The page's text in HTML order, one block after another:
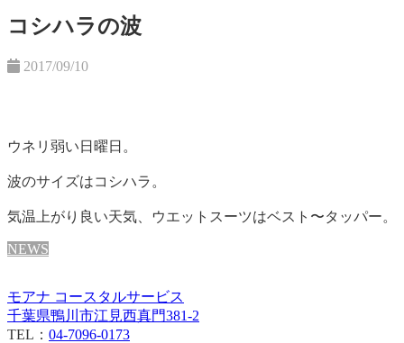
コシハラの波
2017/09/10
ウネリ弱い日曜日。
波のサイズはコシハラ。
気温上がり良い天気、ウエットスーツはベスト〜タッパー。
NEWS
モアナ コースタルサービス
千葉県鴨川市江見西真門381-2
TEL： 04-7096-0173